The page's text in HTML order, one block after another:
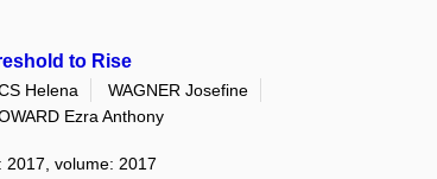
to Rise
Helena
WAGNER Josefine
Ezra Anthony
2017, volume: 2017